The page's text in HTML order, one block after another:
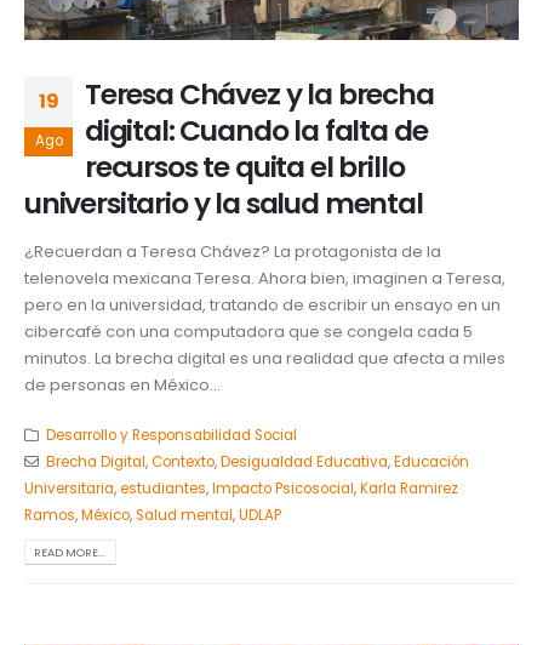
19
Ago
Teresa Chávez y la brecha
digital: Cuando la falta de
recursos te quita el brillo
universitario y la salud mental
¿Recuerdan a Teresa Chávez? La protagonista de la
telenovela mexicana Teresa. Ahora bien, imaginen a Teresa,
pero en la universidad, tratando de escribir un ensayo en un
cibercafé con una computadora que se congela cada 5
minutos. La brecha digital es una realidad que afecta a miles
de personas en México...
Desarrollo y Responsabilidad Social
Brecha Digital,Contexto,Desigualdad Educativa,Educación
Universitaria,estudiantes,Impacto Psicosocial,Karla Ramirez
Ramos,México,Salud mental,UDLAP
READ MORE...